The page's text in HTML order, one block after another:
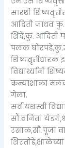
सारथी
आदिती जाधव
शिंदे,कु. आदिती
पलक
शिष्यवृत्तीधारक
विद्यार्थ्यांनी
कन्याशाळा
गेला.
सर्व यशस्वी
सौ.वनिता
रसाळ,सौ.पूजा